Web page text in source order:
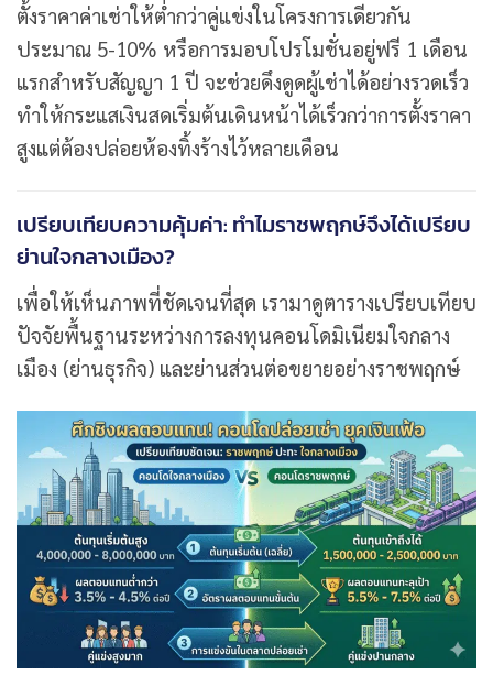
ตั้งราคาค่าเช่าให้ต่ำกว่าคู่แข่งในโครงการเดียวกัน
ประมาณ 5-10% หรือการมอบโปรโมชั่นอยู่ฟรี 1 เดือน
แรกสำหรับสัญญา 1 ปี จะช่วยดึงดูดผู้เช่าได้อย่างรวดเร็ว
ทำให้กระแสเงินสดเริ่มต้นเดินหน้าได้เร็วกว่าการตั้งราคา
สูงแต่ต้องปล่อยห้องทิ้งร้างไว้หลายเดือน
เปรียบเทียบความคุ้มค่า: ทำไมราชพฤกษ์จึงได้เปรียบ
ย่านใจกลางเมือง?
เพื่อให้เห็นภาพที่ชัดเจนที่สุด เรามาดูตารางเปรียบเทียบ
ปัจจัยพื้นฐานระหว่างการลงทุนคอนโดมิเนียมใจกลาง
เมือง (ย่านธุรกิจ) และย่านส่วนต่อขยายอย่างราชพฤกษ์